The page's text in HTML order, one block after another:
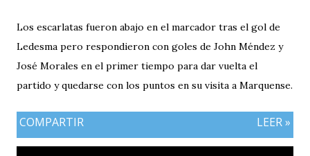
Los escarlatas fueron abajo en el marcador tras el gol de
Ledesma pero respondieron con goles de John Méndez y
José Morales en el primer tiempo para dar vuelta el
partido y quedarse con los puntos en su visita a Marquense.
COMPARTIR LEER »